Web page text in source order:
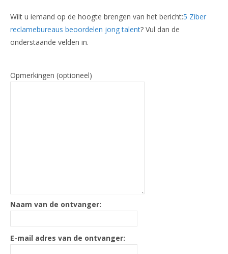
Wilt u iemand op de hoogte brengen van het bericht:5 Ziber
reclamebureaus beoordelen jong talent? Vul dan de
onderstaande velden in.
Opmerkingen (optioneel)
Naam van de ontvanger:
E-mail adres van de ontvanger: